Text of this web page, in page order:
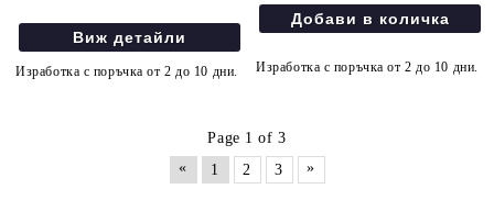
Виж детайли
Изработка с поръчка от 2 до 10 дни. Изработка с поръчка от 2 до 10 дни.
Page 1 of 3
«
1 2 3 »